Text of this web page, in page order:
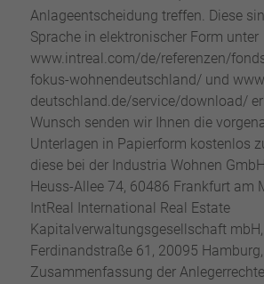
Anlageentscheidung treffen. Diese
Sprache in elektronischer Form unter
www.intreal.com/de/referenzen/
fokus-wohnendeutschland/ und
deutschland.de/service/download/
Wunsch senden wir Ihnen die
Unterlagen in Papierform kostenlos
diese bei der Industria Wohnen
Heuss-Allee 74, 60486 Frankfurt am
IntReal International Real Estate
Kapitalverwaltungsgesellschaft mbH,
Ferdinandstraße 61, 20095
Zusammenfassung der